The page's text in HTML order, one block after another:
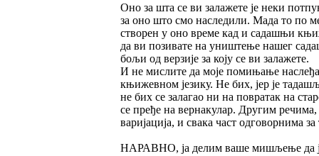
Оно за шта се ви залажете је неки
за оно што смо наследили. Мада то по
створен у оно време кад и садашњи
да ви позивате на уништење нашег
бољи од верзије за коју се ви залажете.
И не мислите да моје помињање
књижевном језику. Не бих, јер је
не бих се залагао ни на повратак на
се пређе на вернакулар. Другим
варијација, и свака част одговорнима за
НАРАВНО, ја делим ваше мишљење да је